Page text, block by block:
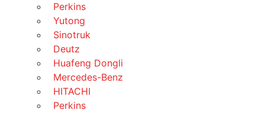
Perkins
Yutong
Sinotruk
Deutz
Huafeng Dongli
Mercedes-Benz
HITACHI
Perkins